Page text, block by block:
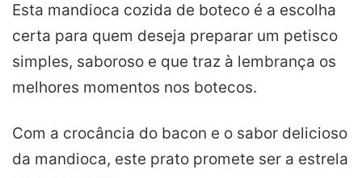
Esta mandioca cozida de boteco é a escolha
certa para quem deseja preparar um petisco
simples, saboroso e que traz à lembrança os
melhores momentos nos botecos.
Com a crocância do bacon e o sabor delicioso
da mandioca, este prato promete ser a estrela